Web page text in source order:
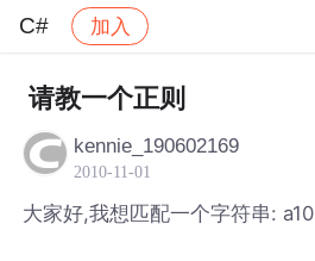
C# 加入
社区 C# 帖子详情
请教一个正则
kennie_190602169
2010-11-01
大家好,我想匹配一个字符串: a10